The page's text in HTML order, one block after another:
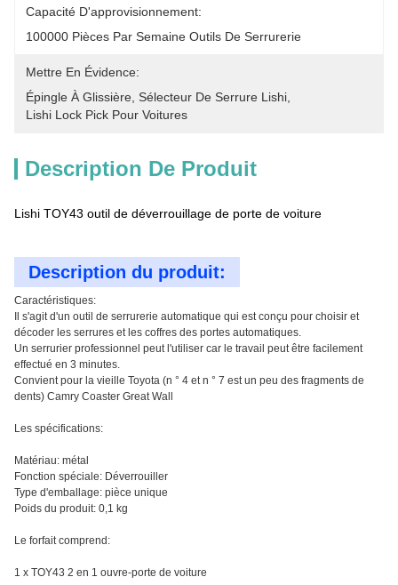
Capacité D'approvisionnement:
100000 Pièces Par Semaine Outils De Serrurerie
Mettre En Évidence:
Épingle À Glissière Sélecteur De Serrure Lishi
Lishi Lock Pick Pour Voitures
Description De Produit
Lishi TOY43 outil de déverrouillage de porte de voiture
Description du produit:
Caractéristiques:
Il s'agit d'un outil de serrurerie automatique qui est conçu pour choisir et
décoder les serrures et les coffres des portes automatiques.
Un serrurier professionnel peut l'utiliser car le travail peut être facilement
effectué en 3 minutes.
Convient pour la vieille Toyota (n ° 4 et n ° 7 est un peu des fragments de
dents) Camry Coaster Great Wall
Les spécifications:
Matériau: métal
Fonction spéciale: Déverrouiller
Type d'emballage: pièce unique
Poids du produit: 0,1 kg
Le forfait comprend:
1 x TOY43 2 en 1 ouvre-porte de voiture